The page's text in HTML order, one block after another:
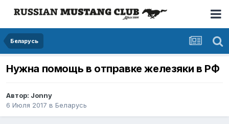
Беларусь
Нужна помощь в отправке железяки в РФ
Автор: Jonny
6 Июля 2017 в Беларусь